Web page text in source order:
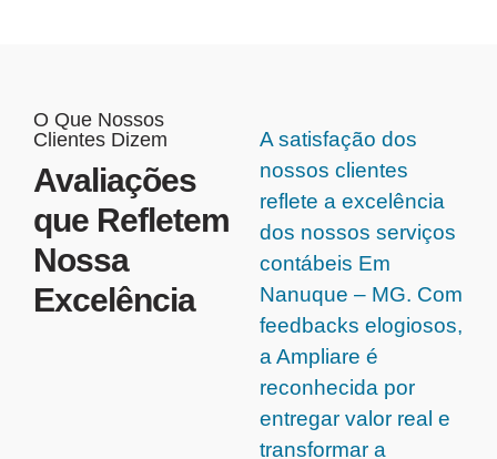
O Que Nossos
Clientes Dizem
Avaliações
que Refletem
Nossa
Excelência
A satisfação dos
nossos clientes
reflete a excelência
dos nossos serviços
contábeis Em
Nanuque – MG. Com
feedbacks elogiosos,
a Ampliare é
reconhecida por
entregar valor real e
transformar a